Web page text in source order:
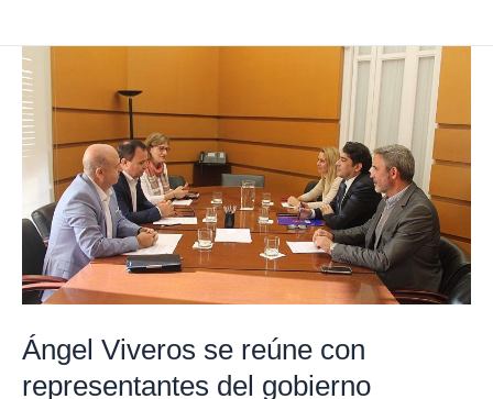
Ángel Viveros se reúne con
representantes del gobierno
Ángel
Viveros
se
reúne
con
representantes
del
gobierno
regional